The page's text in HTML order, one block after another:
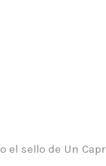
sello de Un